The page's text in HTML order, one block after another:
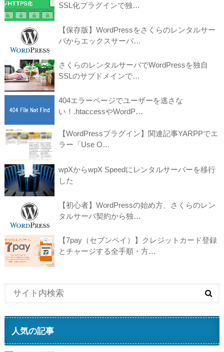
SSL化プラグインで独…
【保存版】WordPressをさくらのレンタルサー
バからエックスサーバ…
さくらのレンタルサーバでWordPressを独自
SSLのサブドメインで…
404エラーページでユーザーを逃さな
い！.htaccessやWordP…
【WordPressプラグイン】関連記事YARPPでエ
ラー「Use O…
wpXからwpX Speedにレンタルサーバーを移行
した
【初心者】WordPressの始め方、さくらのレン
タルサーバ契約から独…
【7pay（セブンペイ）】クレジットカード登録
とチャージする全手順・方…
人気の記事